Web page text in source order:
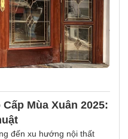
Mùa Xuân 2025:
đến xu hướng nội thất